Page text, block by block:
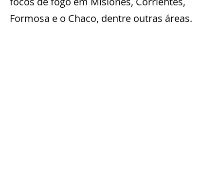
Formosa e o Chaco, dentre outras áreas.